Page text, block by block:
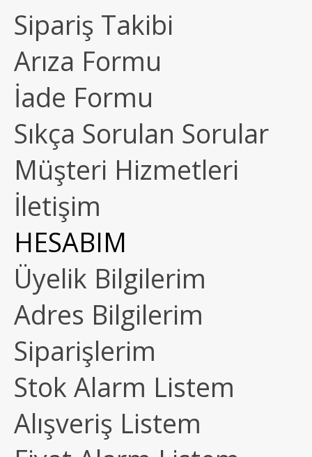
Sipariş Takibi
Arıza Formu
İade Formu
Sıkça Sorulan Sorular
Müşteri Hizmetleri
İletişim
HESABIM
Üyelik Bilgilerim
Adres Bilgilerim
Siparişlerim
Stok Alarm Listem
Alışveriş Listem